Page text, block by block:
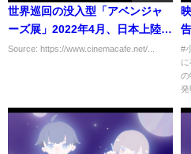
世界巡回の没入型「アベンジャ
ーズ展」2022年4月、日本上陸
へ！
Source: https://www.cinemacafe.net/...
介
#
の
発